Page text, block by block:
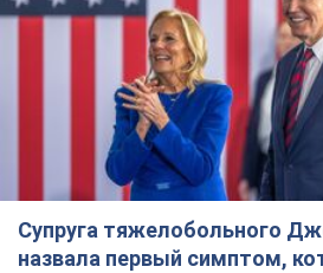
Супруга тяжелобольного
назвала первый симптом,